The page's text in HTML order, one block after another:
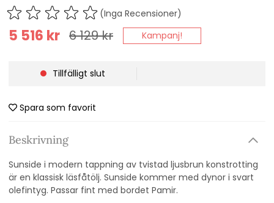
(Inga Recensioner)
6 129kr
5 516 kr Kampanj!
Tillfälligt slut
Spara som favorit
Beskrivning
Sunside i modern tappning av tvistad ljusbrun konstrotting
är en klassisk läsfåtölj. Sunside kommer med dynor i svart
olefintyg. Passar fint med bordet Pamir.